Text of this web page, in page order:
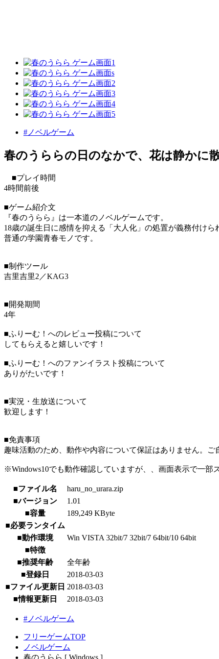
#ノベルゲーム
春のうららの日のなかで、花は静かに
■プレイ時間
4時間前後
■ゲーム紹介文
『春のうらら』は一本道のノベルゲームです。
18歳の誕生日に感情を抑える「大人化」の処置が義務付けら
普通の学園青春モノです。
■制作ツール
吉里吉里2／KAG3
■開発期間
4年
■ふりーむ！へのレビュー投稿について
してもらえると嬉しいです！
■ふりーむ！へのファンイラスト投稿について
ありがたいです！
■実況・生放送について
歓迎します！
■免責事項
趣味活動のため、動作や内容について保証はありません。ご
※Windows10でも動作確認していますが、、画面表示で一部
■ファイル名
haru_no_urara.zip
■バージョン
1.01
■容量
189,249 KByte
■必要ランタイム
■動作環境
Win VISTA 32bit/7 32bit/7 64bit/10 64bit
■特徴
■推奨年齢
全年齢
■登録日
2018-03-03
■ファイル更新日 2018-03-03
■情報更新日
2018-03-03
#ノベルゲーム
フリーゲームTOP
ノベルゲーム
春のうらら [ Windows ]